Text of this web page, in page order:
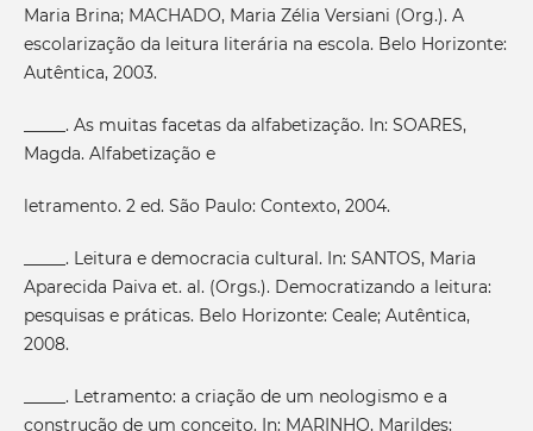
Maria Brina; MACHADO, Maria Zélia Versiani (Org.). A
escolarização da leitura literária na escola. Belo Horizonte:
Autêntica, 2003.
_____. As muitas facetas da alfabetização. In: SOARES,
Magda. Alfabetização e
letramento. 2 ed. São Paulo: Contexto, 2004.
_____. Leitura e democracia cultural. In: SANTOS, Maria
Aparecida Paiva et. al. (Orgs.). Democratizando a leitura:
pesquisas e práticas. Belo Horizonte: Ceale; Autêntica,
2008.
_____. Letramento: a criação de um neologismo e a
construção de um conceito. In: MARINHO, Marildes;